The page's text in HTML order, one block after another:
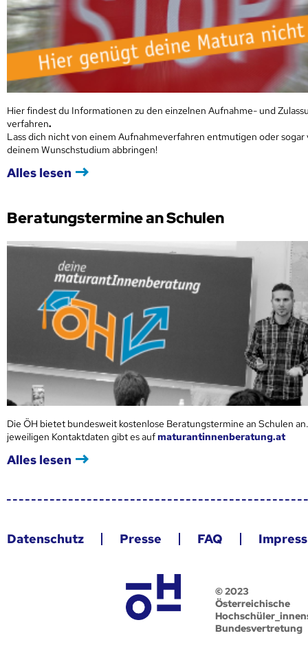
Hier findest du Informationen zu den einzelnen Aufnahme- und
verfahren.
Lass dich nicht von einem Aufnahmeverfahren entmutigen oder sogar
deinem Wunschstudium abbringen!
Alles lesen
Beratungstermine an Schulen
Die ÖH bietet bundesweit kostenlose Beratungstermine an Schulen
jeweiligen Kontaktdaten gibt es aufmaturantinnenberatung.at
Alles lesen
Datenschutz Presse FAQ
© 2023
Österreichische
Bundesvertretung